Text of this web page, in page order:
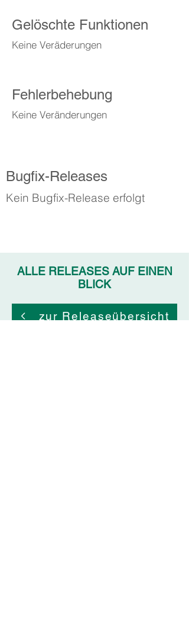
Gelöschte Funktionen
Keine Veräderungen
Fehlerbehebung
Keine Veränderungen
Bugfix-Releases
Kein Bugfix-Release erfolgt
ALLE RELEASES AUF EINEN
BLICK
zur Releaseübersicht